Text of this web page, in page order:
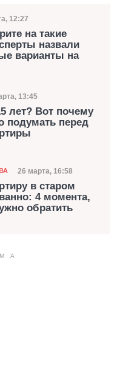
12:27
на такие
назвали
варианты на
публикации
13:45
лет? Вот почему
подумать перед
Дата публикации
26 марта, 16:58
в старом
4 момента,
обратить